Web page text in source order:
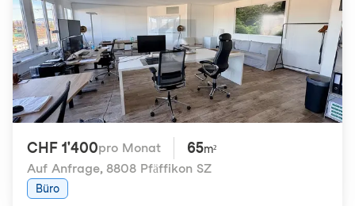
CHF 1'400pro Monat 65m²
Auf Anfrage, 8808 Pfäffikon SZ
Büro